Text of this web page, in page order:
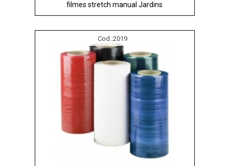
filmes stretch manual Jardins
Cod.:2019